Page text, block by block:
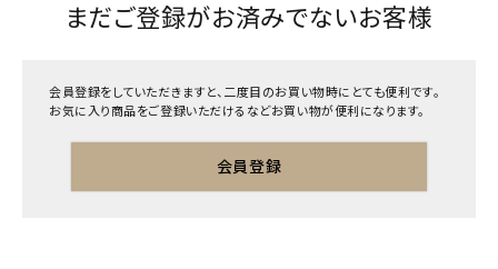
まだご登録がお済みでないお客様
会員登録をしていただきますと、二度目のお買い物時にとても便利です。
お気に入り商品をご登録いただけるなどお買い物が便利になります。
会員登録